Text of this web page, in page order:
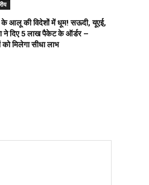
के आलू की विदेशों में धूम! सऊदी, यूएई,
ने दिए 5 लाख पैकेट के ऑर्डर –
को मिलेगा सीधा लाभ